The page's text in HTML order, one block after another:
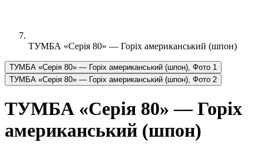
ТУМБА «Серія 80» — Горіх американський (шпон)
ТУМБА «Серія 80» — Горіх американський (шпон), Фото 1
ТУМБА «Серія 80» — Горіх американський (шпон), Фото 2
ТУМБА «Серія 80» — Горіх
американський (шпон)